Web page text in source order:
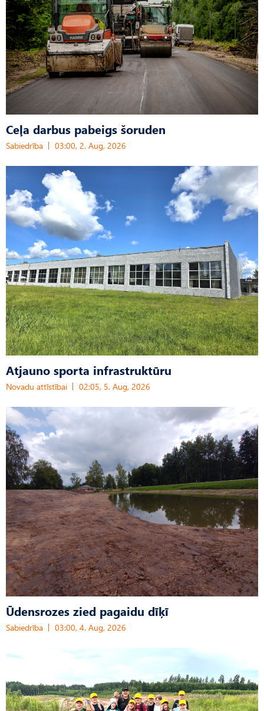
Ceļa darbus pabeigs šoruden
Sabiedrība 03:00, 2. Aug, 2026
Atjauno sporta infrastruktūru
Novadu attīstībai 02:05, 5. Aug, 2026
Ūdensrozes zied pagaidu dīķī
Sabiedrība 03:00, 4. Aug, 2026